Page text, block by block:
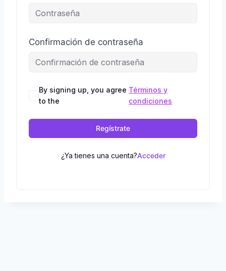
Confirmación de contraseña
By signing up, you agree
to the
Términos y
condiciones
Regístrate
¿Ya tienes una cuenta?Acceder